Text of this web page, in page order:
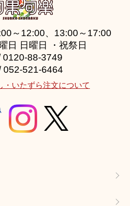
～12:00、13:00～17:00
日 日曜日 ・祝祭日
0120-88-3749
052-521-6464
・いたずら注文について